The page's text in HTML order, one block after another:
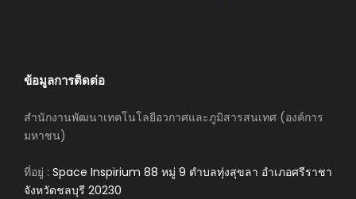
ข้อมูลการติดต่อ
สำนักงานพัฒนาเทคโนโลยีอวกาศและภูมิสารสนเทศ (องค์การ
มหาชน)
ที่อยู่ : Space Inspirium 88 หมู่ 9 ตำบลทุ่งสุขลา อำเภอศรีราชา
จังหวัดชลบุรี 20230